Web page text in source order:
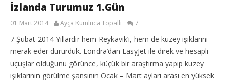
İzlanda Turumuz 1.Gün
01 Mart 2014 Ayça Kumluca Topallı 7
7 Şubat 2014 Yıllardır hem Reykavik’i, hem de kuzey ışıklarını
merak eder dururduk. Londra’dan EasyJet ile direk ve hesaplı
uçuşlar olduğunu görünce, küçük bir araştırma yapıp kuzey
ışıklarının görülme şansının Ocak – Mart ayları arası en yüksek